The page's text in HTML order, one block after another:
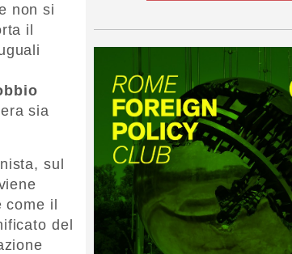
non si
il
sia
sul
come il
del